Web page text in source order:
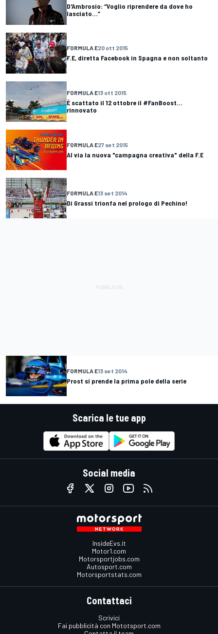
D'Ambrosio: “Voglio riprendere da dove ho
lasciato...”
FORMULA E20 ott 2015
F.E, diretta Facebook in Spagna e non soltanto
FORMULA E13 ott 2015
È scattato il 12 ottobre il #FanBoost...
rinnovato
FORMULA E27 set 2015
Al via la nuova "campagna creativa" della F.E
FORMULA E13 set 2014
Di Grassi trionfa nel prologo di Pechino!
FORMULA E13 set 2014
Prost si prende la prima pole della serie
Scarica le tue app
Social media
InsideEvs.it
Motor1.com
Motorsportjobs.com
Autosport.com
Motorsportstats.com
Contattaci
Scrivici
Fai pubblicità con Mototsport.com